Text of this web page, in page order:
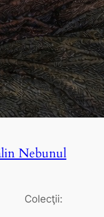
Nebunul
Colecţii: